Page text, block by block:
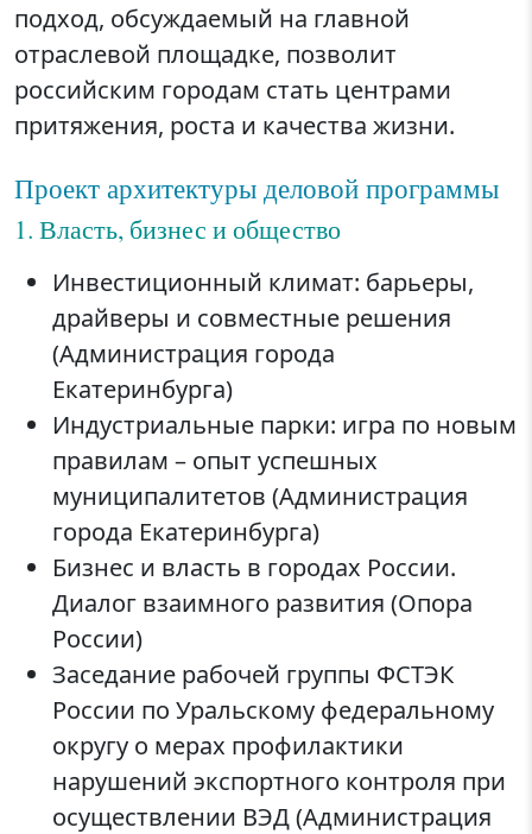
подход, обсуждаемый на главной
отраслевой площадке, позволит
российским городам стать центрами
притяжения, роста и качества жизни.
Проект архитектуры деловой программы
1. Власть, бизнес и общество
Инвестиционный климат: барьеры,
драйверы и совместные решения
(Администрация города
Екатеринбурга)
Индустриальные парки: игра по новым
правилам – опыт успешных
муниципалитетов (Администрация
города Екатеринбурга)
Бизнес и власть в городах России.
Диалог взаимного развития (Опора
России)
Заседание рабочей группы ФСТЭК
России по Уральскому федеральному
округу о мерах профилактики
нарушений экспортного контроля при
осуществлении ВЭД (Администрация